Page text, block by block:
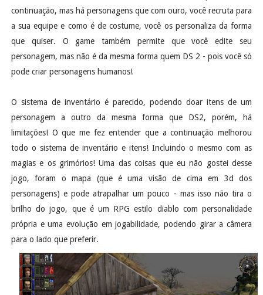
continuação, mas há personagens que com ouro, você recruta para
a sua equipe e como é de costume, você os personaliza da forma
que quiser. O game também permite que você edite seu
personagem, mas não é da mesma forma quem DS 2 - pois você só
pode criar personagens humanos!
O sistema de inventário é parecido, podendo doar itens de um
personagem a outro da mesma forma que DS2, porém, há
limitações! O que me fez entender que a continuação melhorou
todo o sistema de inventário e itens! Incluindo o mesmo com as
magias e os grimórios! Uma das coisas que eu não gostei desse
jogo, foram o mapa (que é uma visão de cima em 3d dos
personagens) e pode atrapalhar um pouco - mas isso não tira o
brilho do jogo, que é um RPG estilo diablo com personalidade
própria e uma evolução em jogabilidade, podendo girar a câmera
para o lado que preferir.